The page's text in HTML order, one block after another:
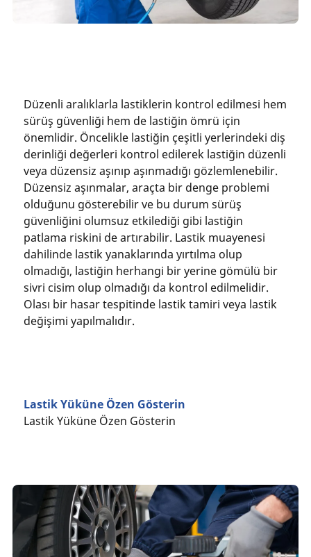
Düzenli aralıklarla lastiklerin kontrol edilmesi hem
sürüş güvenliği hem de lastiğin ömrü için
önemlidir. Öncelikle lastiğin çeşitli yerlerindeki diş
derinliği değerleri kontrol edilerek lastiğin düzenli
veya düzensiz aşınıp aşınmadığı gözlemlenebilir.
Düzensiz aşınmalar, araçta bir denge problemi
olduğunu gösterebilir ve bu durum sürüş
güvenliğini olumsuz etkilediği gibi lastiğin
patlama riskini de artırabilir. Lastik muayenesi
dahilinde lastik yanaklarında yırtılma olup
olmadığı, lastiğin herhangi bir yerine gömülü bir
sivri cisim olup olmadığı da kontrol edilmelidir.
Olası bir hasar tespitinde lastik tamiri veya lastik
değişimi yapılmalıdır.
Lastik Yüküne Özen Gösterin
Lastik Yüküne Özen Gösterin